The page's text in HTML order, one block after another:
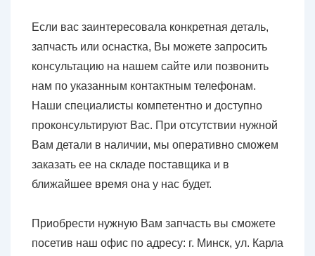
Если вас заинтересовала конкретная деталь,
запчасть или оснастка, Вы можете запросить
консультацию на нашем сайте или позвонить
нам по указанным контактным телефонам.
Наши специалисты компетентно и доступно
проконсультируют Вас. При отсутствии нужной
Вам детали в наличии, мы оперативно сможем
заказать ее на складе поставщика и в
ближайшее время она у нас будет.
Приобрести нужную Вам запчасть вы сможете
посетив наш офис по адресу: г. Минск, ул. Карла